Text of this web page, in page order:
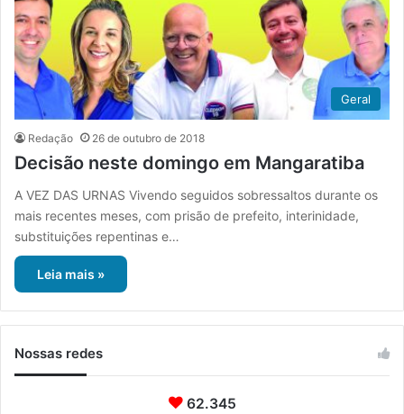
Geral
Redação 26 de outubro de 2018
Decisão neste domingo em Mangaratiba
A VEZ DAS URNAS Vivendo seguidos sobressaltos durante os
mais recentes meses, com prisão de prefeito, interinidade,
substituições repentinas e…
Leia mais »
Nossas redes
62.345